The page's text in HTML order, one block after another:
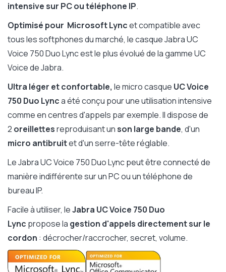
intensive sur PC ou téléphone IP.
Optimisé pour Microsoft Lyncet compatible avec
tous les softphones du marché, le casque Jabra UC
Voice 750 Duo Lync est le plus évolué de la gamme UC
Voice de Jabra.
Ultra léger et confortable, le micro casque UC Voice
750 Duo Lynca été conçu pour une utilisation intensive
comme en centres d'appels par exemple. Il dispose de
2 oreillettesreproduisant unson large bande, d'un
micro antibruitet d'un serre-tête réglable.
Le Jabra UC Voice 750 Duo Lync peut être connecté de
manière indifférente sur un PC ou un téléphone de
bureau IP.
Facile à utiliser, leJabra UC Voice 750 Duo
Lync propose la gestion d'appels directement sur le
cordon : décrocher/raccrocher, secret, volume.